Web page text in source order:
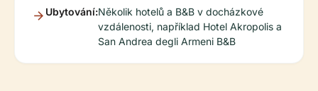
Ubytování:Několik hotelů a B&B v docházkové
vzdálenosti, například Hotel Akropolis a
San Andrea degli Armeni B&B